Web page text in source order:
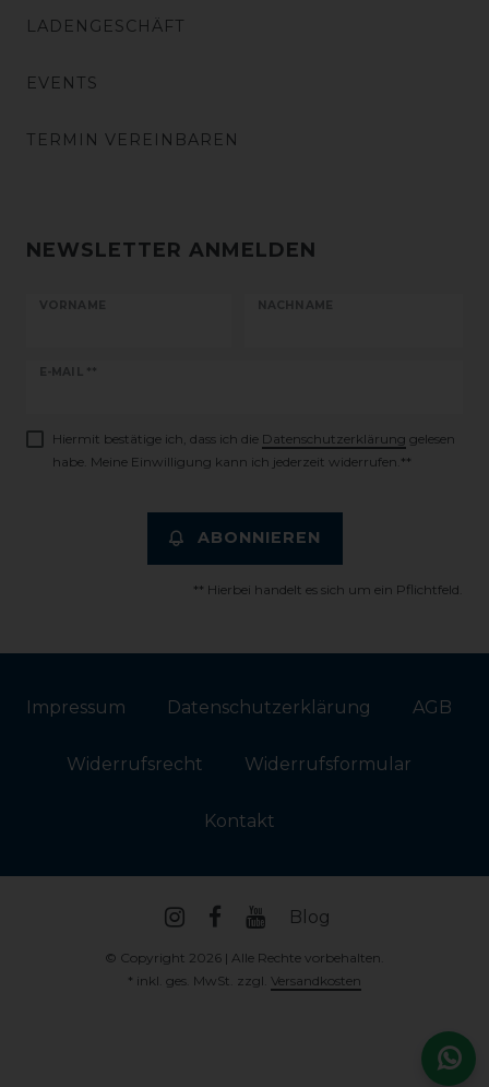
LADENGESCHÄFT
EVENTS
TERMIN VEREINBAREN
NEWSLETTER ANMELDEN
VORNAME NACHNAME
E-MAIL **
Newsletter
Hiermit bestätige ich, dass ich die Daten­schutz­erklärung gelesen
habe. Meine Einwilligung kann ich jederzeit widerrufen.**
ABONNIEREN
** Hierbei handelt es sich um ein Pflichtfeld.
Impressum Daten­schutz­erklärung AGB
Widerrufs­recht Widerrufs­formular
Kontakt
Blog
© Copyright 2026 | Alle Rechte vorbehalten.
* inkl. ges. MwSt. zzgl. Versandkosten